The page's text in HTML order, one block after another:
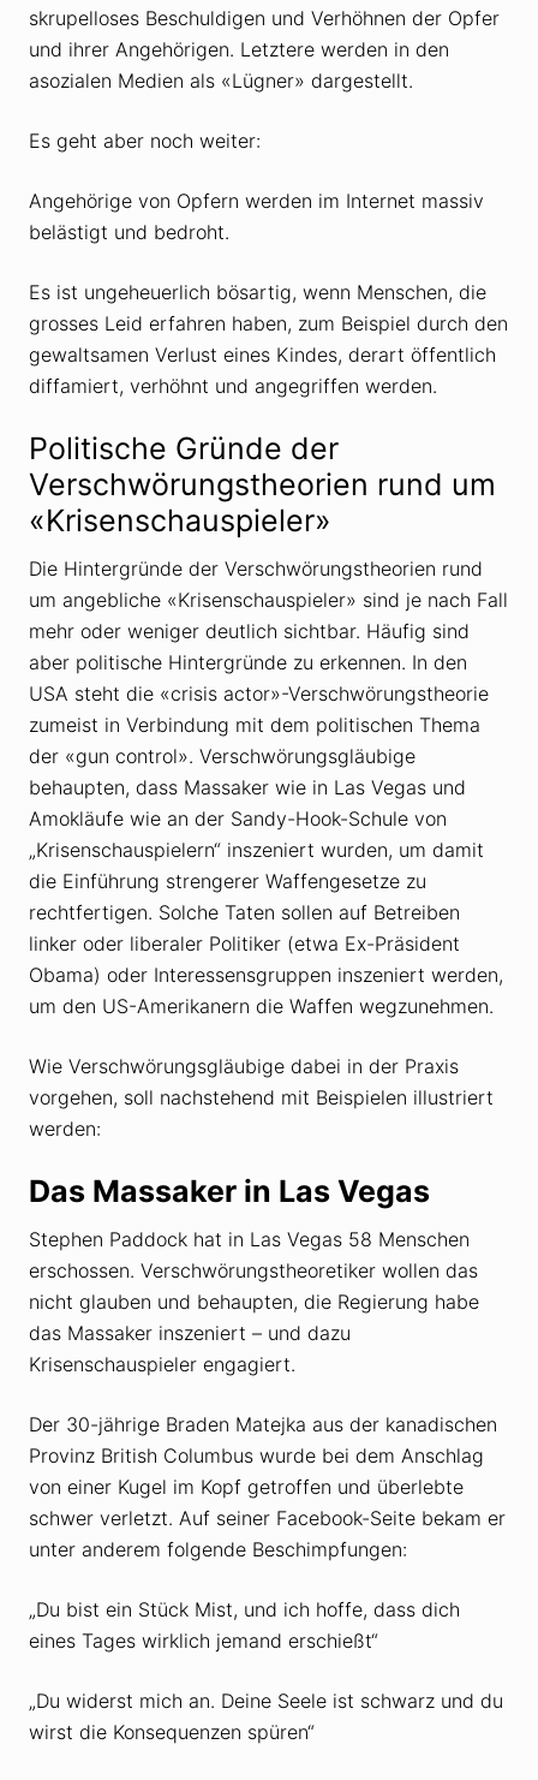
skrupelloses Beschuldigen und Verhöhnen der Opfer
und ihrer Angehörigen. Letztere werden in den
asozialen Medien als «Lügner» dargestellt.
Es geht aber noch weiter:
Angehörige von Opfern werden im Internet massiv
belästigt und bedroht.
Es ist ungeheuerlich bösartig, wenn Menschen, die
grosses Leid erfahren haben, zum Beispiel durch den
gewaltsamen Verlust eines Kindes, derart öffentlich
diffamiert, verhöhnt und angegriffen werden.
Politische Gründe der
Verschwörungstheorien rund um
«Krisenschauspieler»
Die Hintergründe der Verschwörungstheorien rund
um angebliche «Krisenschauspieler» sind je nach Fall
mehr oder weniger deutlich sichtbar. Häufig sind
aber politische Hintergründe zu erkennen. In den
USA steht die «crisis actor»-Verschwörungstheorie
zumeist in Verbindung mit dem politischen Thema
der «gun control». Verschwörungsgläubige
behaupten, dass Massaker wie in Las Vegas und
Amokläufe wie an der Sandy-Hook-Schule von
„Krisenschauspielern“ inszeniert wurden, um damit
die Einführung strengerer Waffengesetze zu
rechtfertigen. Solche Taten sollen auf Betreiben
linker oder liberaler Politiker (etwa Ex-Präsident
Obama) oder Interessensgruppen inszeniert werden,
um den US-Amerikanern die Waffen wegzunehmen.
Wie Verschwörungsgläubige dabei in der Praxis
vorgehen, soll nachstehend mit Beispielen illustriert
werden:
Das Massaker in Las Vegas
Stephen Paddock hat in Las Vegas 58 Menschen
erschossen. Verschwörungstheoretiker wollen das
nicht glauben und behaupten, die Regierung habe
das Massaker inszeniert – und dazu
Krisenschauspieler engagiert.
Der 30-jährige Braden Matejka aus der kanadischen
Provinz British Columbus wurde bei dem Anschlag
von einer Kugel im Kopf getroffen und überlebte
schwer verletzt. Auf seiner Facebook-Seite bekam er
unter anderem folgende Beschimpfungen:
„Du bist ein Stück Mist, und ich hoffe, dass dich
eines Tages wirklich jemand erschießt“
„Du widerst mich an. Deine Seele ist schwarz und du
wirst die Konsequenzen spüren“